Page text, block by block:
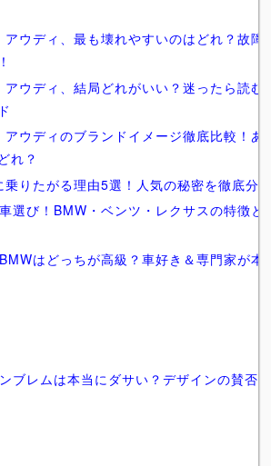
アウディ、最も壊れやすいのはどれ？故障
アウディ、結局どれがいい？迷ったら読む
アウディのブランドイメージ徹底比較！あ
れ？
乗りたがる理由5選！人気の秘密を徹底分
選び！BMW・ベンツ・レクサスの特徴と
はどっちが高級？車好き＆専門家が本
ブレムは本当にダサい？デザインの賛否